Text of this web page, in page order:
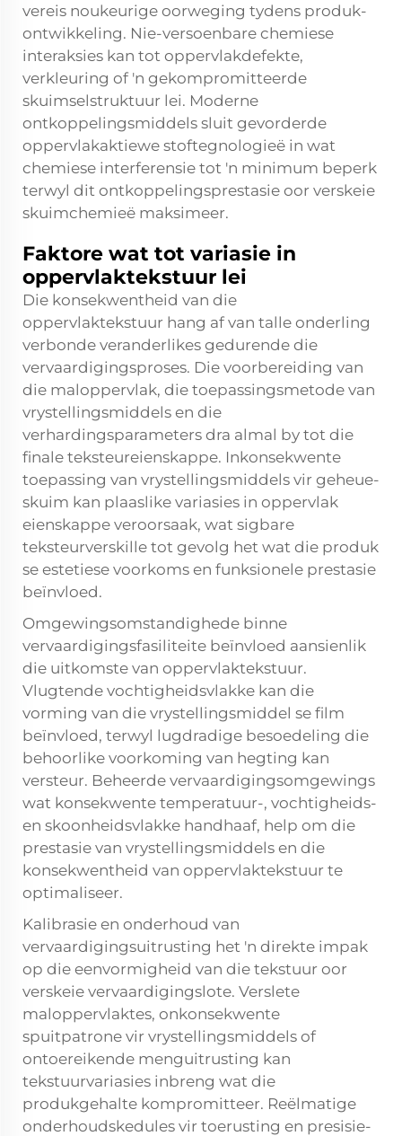
vereis noukeurige oorweging tydens produk-
ontwikkeling. Nie-versoenbare chemiese
interaksies kan tot oppervlakdefekte,
verkleuring of 'n gekompromitteerde
skuimselstruktuur lei. Moderne
ontkoppelingsmiddels sluit gevorderde
oppervlakaktiewe stoftegnologieë in wat
chemiese interferensie tot 'n minimum beperk
terwyl dit ontkoppelingsprestasie oor verskeie
skuimchemieë maksimeer.
Faktore wat tot variasie in
oppervlaktekstuur lei
Die konsekwentheid van die
oppervlaktekstuur hang af van talle onderling
verbonde veranderlikes gedurende die
vervaardigingsproses. Die voorbereiding van
die maloppervlak, die toepassingsmetode van
vrystellingsmiddels en die
verhardingsparameters dra almal by tot die
finale teksteureienskappe. Inkonsekwente
toepassing van vrystellingsmiddels vir geheue-
skuim kan plaaslike variasies in oppervlak
eienskappe veroorsaak, wat sigbare
teksteurverskille tot gevolg het wat die produk
se estetiese voorkoms en funksionele prestasie
beïnvloed.
Omgewingsomstandighede binne
vervaardigingsfasiliteite beïnvloed aansienlik
die uitkomste van oppervlaktekstuur.
Vlugtende vochtigheidsvlakke kan die
vorming van die vrystellingsmiddel se film
beïnvloed, terwyl lugdradige besoedeling die
behoorlike voorkoming van hegting kan
versteur. Beheerde vervaardigingsomgewings
wat konsekwente temperatuur-, vochtigheids-
en skoonheidsvlakke handhaaf, help om die
prestasie van vrystellingsmiddels en die
konsekwentheid van oppervlaktekstuur te
optimaliseer.
Kalibrasie en onderhoud van
vervaardigingsuitrusting het 'n direkte impak
op die eenvormigheid van die tekstuur oor
verskeie vervaardigingslote. Verslete
maloppervlaktes, onkonsekwente
spuitpatrone vir vrystellingsmiddels of
ontoereikende menguitrusting kan
tekstuurvariasies inbreng wat die
produkgehalte kompromitteer. Reëlmatige
onderhoudskedules vir toerusting en presisie-